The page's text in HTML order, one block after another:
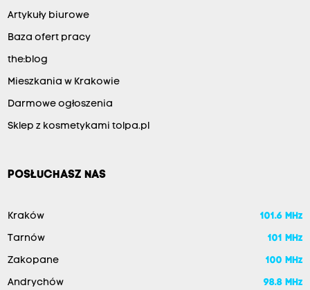
Artykuły biurowe
Baza ofert pracy
the:blog
Mieszkania w Krakowie
Darmowe ogłoszenia
Sklep z kosmetykami tolpa.pl
POSŁUCHASZ NAS
Kraków 101.6 MHz
Tarnów 101 MHz
Zakopane 100 MHz
Andrychów 98.8 MHz